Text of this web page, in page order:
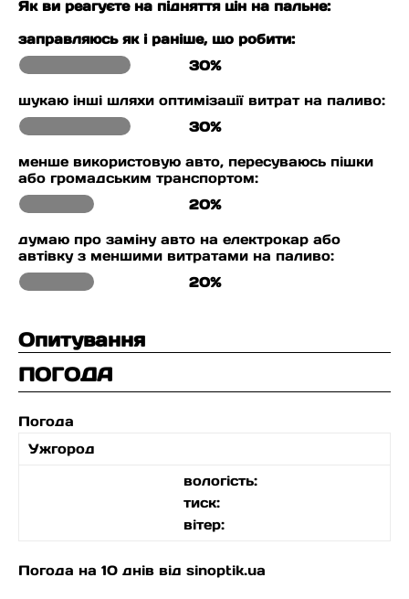
Як ви реагуєте на підняття цін на пальне:
заправляюсь як і раніше, що робити:
30%
шукаю інші шляхи оптимізації витрат на паливо:
30%
менше використовую авто, пересуваюсь пішки
або громадським транспортом:
20%
думаю про заміну авто на електрокар або
автівку з меншими витратами на паливо:
20%
Опитування
ПОГОДА
Погода
Ужгород
вологість:
тиск:
вітер:
Погода на 10 днів від sinoptik.ua